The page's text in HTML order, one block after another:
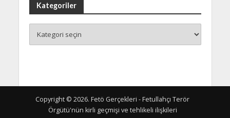
Kategoriler
Copyright © 2026. Fetö Gerçekleri - Fetullahçı Terör
Örgütü'nün kirli geçmişi ve tehlikeli ilişkileri